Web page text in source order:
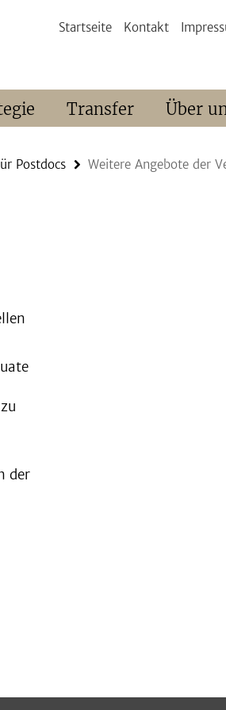
Startseite Kontakt
Transfer Über
Postdocs Weitere Angebote der
der